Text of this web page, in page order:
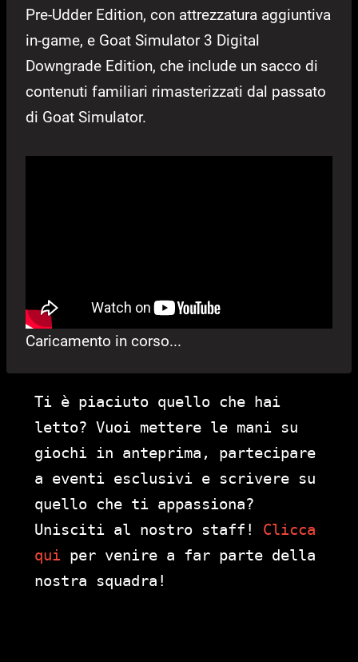
Pre-Udder Edition, con attrezzatura aggiuntiva
in-game, e Goat Simulator 3 Digital
Downgrade Edition, che include un sacco di
contenuti familiari rimasterizzati dal passato
di Goat Simulator.
Caricamento in corso...
Ti è piaciuto quello che hai
letto? Vuoi mettere le mani su
giochi in anteprima, partecipare
a eventi esclusivi e scrivere su
quello che ti appassiona?
Unisciti al nostro staff! Clicca
qui per venire a far parte della
nostra squadra!